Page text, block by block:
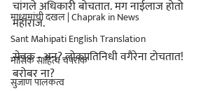
माध्यमांची दखल | Chaprak in News
Sant Mahipati English Translation
मासिक साहित्य चपराक
सुजाण पालकत्व
चांगले अधिकारी बोचतात. मग नाईलाज होतो
महाराज.
सेवक - अन्‌‍? लोकप्रतिनिधी वगैरेना टोचतात!
बरोबर ना?